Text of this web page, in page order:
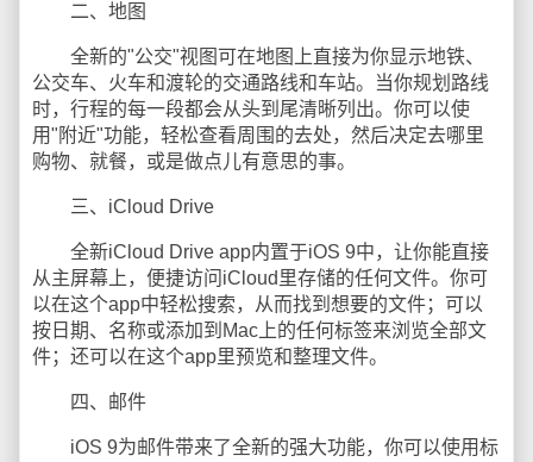
二、地图
全新的"公交"视图可在地图上直接为你显示地铁、
公交车、火车和渡轮的交通路线和车站。当你规划路线
时，行程的每一段都会从头到尾清晰列出。你可以使
用"附近"功能，轻松查看周围的去处，然后决定去哪里
购物、就餐，或是做点儿有意思的事。
三、iCloud Drive
全新iCloud Drive app内置于iOS 9中，让你能直接
从主屏幕上，便捷访问iCloud里存储的任何文件。你可
以在这个app中轻松搜索，从而找到想要的文件；可以
按日期、名称或添加到Mac上的任何标签来浏览全部文
件；还可以在这个app里预览和整理文件。
四、邮件
iOS 9为邮件带来了全新的强大功能，你可以使用标